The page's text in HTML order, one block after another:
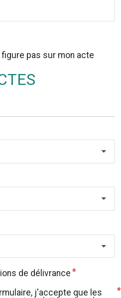
pas sur mon acte
de délivrance
j'accepte que les